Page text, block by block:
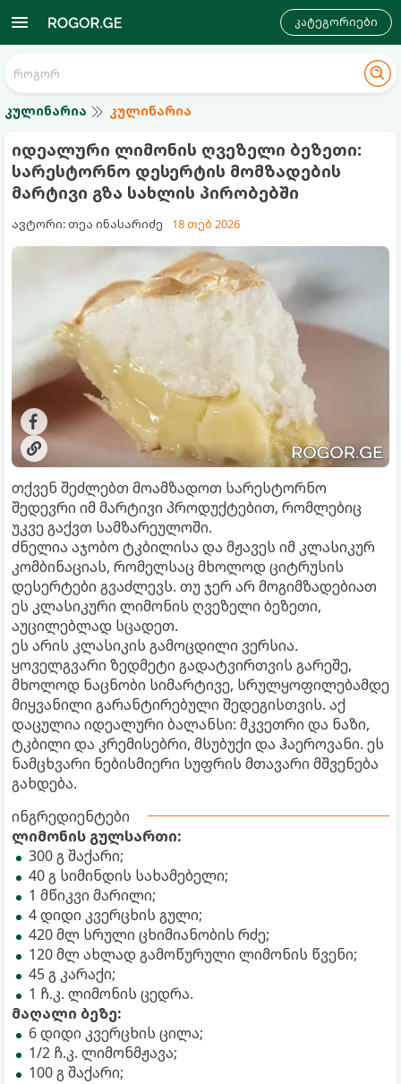
კატეგორიები
კულინარია კულინარია
იდეალური ლიმონის ღვეზელი ბეზეთი:
სარესტორნო დესერტის მომზადების
მარტივი გზა სახლის პირობებში
ავტორი: თეა ინასარიძე 18 თებ 2026
თქვენ შეძლებთ მოამზადოთ სარესტორნო
შედევრი იმ მარტივი პროდუქტებით, რომლებიც
უკვე გაქვთ სამზარეულოში.
ძნელია აჯობო ტკბილისა და მჟავეს იმ კლასიკურ
კომბინაციას, რომელსაც მხოლოდ ციტრუსის
დესერტები გვაძლევს. თუ ჯერ არ მოგიმზადებიათ
ეს კლასიკური ლიმონის ღვეზელი ბეზეთი,
აუცილებლად სცადეთ.
ეს არის კლასიკის გამოცდილი ვერსია.
ყოველგვარი ზედმეტი გადატვირთვის გარეშე,
მხოლოდ ნაცნობი სიმარტივე, სრულყოფილებამდე
მიყვანილი გარანტირებული შედეგისთვის. აქ
დაცულია იდეალური ბალანსი: მკვეთრი და ნაზი,
ტკბილი და კრემისებრი, მსუბუქი და ჰაეროვანი. ეს
ნამცხვარი ნებისმიერი სუფრის მთავარი მშვენება
გახდება.
ინგრედიენტები
ლიმონის გულსართი:
300 გ შაქარი;
40 გ სიმინდის სახამებელი;
1 მწიკვი მარილი;
4 დიდი კვერცხის გული;
420 მლ სრული ცხიმიანობის რძე;
120 მლ ახლად გამოწურული ლიმონის წვენი;
45 გ კარაქი;
1 ჩ.კ. ლიმონის ცედრა.
მაღალი ბეზე:
6 დიდი კვერცხის ცილა;
1/2 ჩ.კ. ლიმონმჟავა;
100 გ შაქარი;